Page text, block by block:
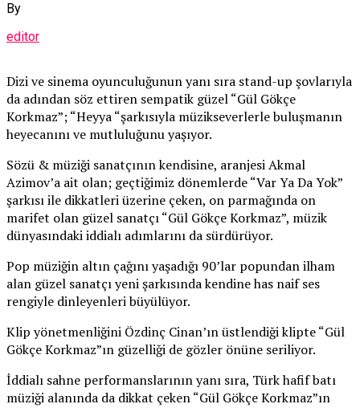
By
editor
Dizi ve sinema oyunculuğunun yanı sıra stand-up şovlarıyla
da adından söz ettiren sempatik güzel “Gül Gökçe
Korkmaz”; “Heyya “şarkısıyla müzikseverlerle buluşmanın
heyecanını ve mutluluğunu yaşıyor.
Sözü & müziği sanatçının kendisine, aranjesi Akmal
Azimov’a ait olan; geçtiğimiz dönemlerde “Var Ya Da Yok”
şarkısı ile dikkatleri üzerine çeken, on parmağında on
marifet olan güzel sanatçı “Gül Gökçe Korkmaz”, müzik
dünyasındaki iddialı adımlarını da sürdürüyor.
Pop müziğin altın çağını yaşadığı 90’lar popundan ilham
alan güzel sanatçı yeni şarkısında kendine has naif ses
rengiyle dinleyenleri büyülüyor.
Klip yönetmenliğini Özdinç Cinan’ın üstlendiği klipte “Gül
Gökçe Korkmaz”ın güzelliği de gözler önüne seriliyor.
İddialı sahne performanslarının yanı sıra, Türk hafif batı
müziği alanında da dikkat çeken “Gül Gökçe Korkmaz”ın